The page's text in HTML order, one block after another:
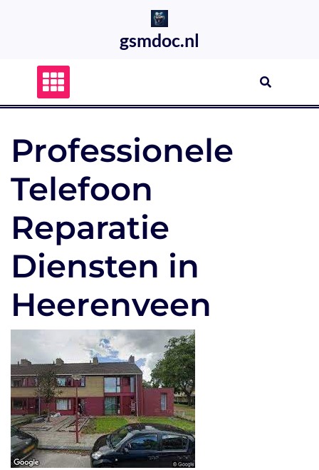
gsmdoc.nl
Professionele
Telefoon
Reparatie
Diensten in
Heerenveen